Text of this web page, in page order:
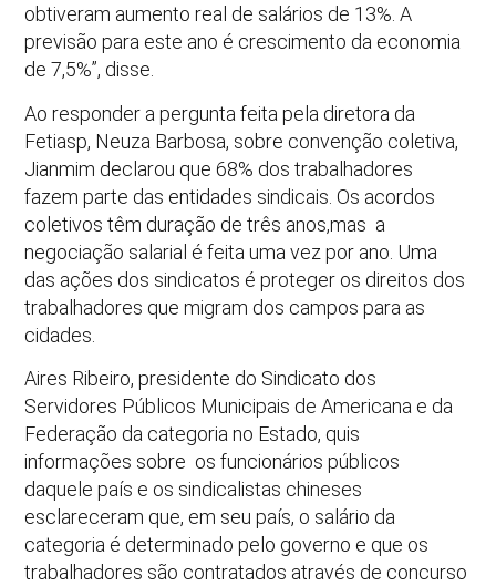
obtiveram aumento real de salários de 13%. A
previsão para este ano é crescimento da economia
de 7,5%”, disse.
Ao responder a pergunta feita pela diretora da
Fetiasp, Neuza Barbosa, sobre convenção coletiva,
Jianmim declarou que 68% dos trabalhadores
fazem parte das entidades sindicais. Os acordos
coletivos têm duração de três anos,mas a
negociação salarial é feita uma vez por ano. Uma
das ações dos sindicatos é proteger os direitos dos
trabalhadores que migram dos campos para as
cidades.
Aires Ribeiro, presidente do Sindicato dos
Servidores Públicos Municipais de Americana e da
Federação da categoria no Estado, quis
informações sobre os funcionários públicos
daquele país e os sindicalistas chineses
esclareceram que, em seu país, o salário da
categoria é determinado pelo governo e que os
trabalhadores são contratados através de concurso